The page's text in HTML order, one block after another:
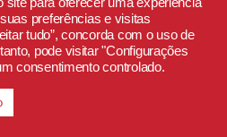
preferências e visitas
tudo”, concorda com o uso de
pode visitar "Configurações
consentimento controlado.